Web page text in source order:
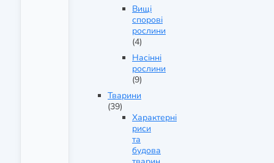
Вищі
спорові
рослини
(4)
Насінні
рослини
(9)
Тварини
(39)
Характерні
риси
та
будова